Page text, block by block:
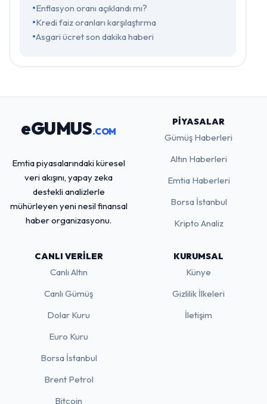
Enflasyon oranı açıklandı mı?
Kredi faiz oranları karşılaştırma
Asgari ücret son dakika haberi
eGUMUS.COM
Emtia piyasalarındaki küresel
veri akışını, yapay zeka
destekli analizlerle
mühürleyen yeni nesil finansal
haber organizasyonu.
PIYASALAR
Gümüş Haberleri
Altın Haberleri
Emtia Haberleri
Borsa İstanbul
Kripto Analiz
CANLI VERILER
Canlı Altın
Canlı Gümüş
Dolar Kuru
Euro Kuru
Borsa İstanbul
Brent Petrol
Bitcoin
KURUMSAL
Künye
Gizlilik İlkeleri
İletişim